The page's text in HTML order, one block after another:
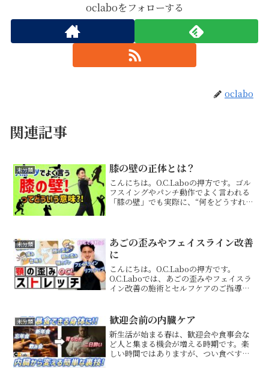
oclaboをフォローする
oclabo
関連記事
未分類 膝の壁の正体とは？
こんにちは。O.C.Laboの押方です。ゴル
フスイングやパンチ動作でよく言われる
「膝の壁」でも実際に、“何をどうすれば
フォーマンス...
未分類
あごの歪みやフェイスライン改善
に
こんにちは。O.C.Laboの押方です。
O.C.Laboでは、あごの歪みやフェイスラ
イン改善の施術とセルフケアのご指導も
フケアをご指導しています。ご興味ある
方は...
未分類 歓迎会前の内臓ケア
新生活が始まる春は、歓迎会や食事会な
ど人と集まる機会が増える時期です。楽
しい時間ではありますが、つい食べすぎ